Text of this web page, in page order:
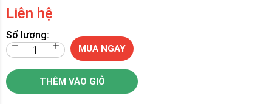
Liên hệ
Số lượng:
MUA NGAY
THÊM VÀO GIỎ